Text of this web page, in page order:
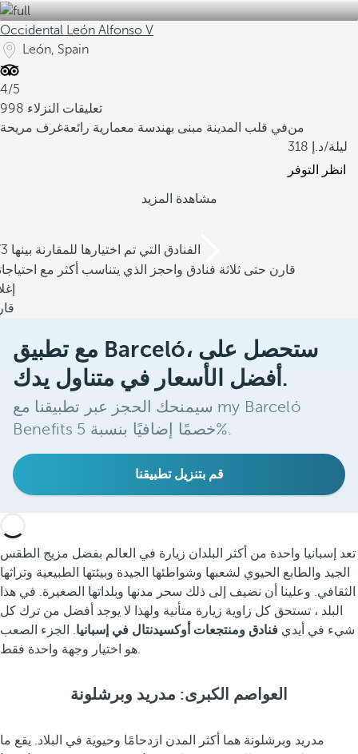
Occidental León Alfonso V
León, Spain
4/5
998 تعليقات النزلاء
في قلب المدينة مبنى بهندسة معمارية رائعةغرف مريحة
من
318
/ليلة
انظر التوفر
مشاهدة المزيد
/3 الفنادق التي تم اختيارها للمقارنة بينها
قارن حتى ثلاثة فنادق واحجز الذي يتناسب أكثر مع
مع تطبيق Barceló، ستحصل على
أفضل الأسعار في متناول يدك.
سيمنحك الحجز عبر تطبيقنا مع my Barceló
Benefits خصمًا إضافيًا بنسبة 5%.
قم بتنزيل تطبيقنا
تعد إسبانيا واحدة من أكثر البلدان زيارة في العالم بفضل مزيج الطقس
الجيد والطابع الحيوي لشعبها وشواطئها الجيدة وبيئتها الطبيعية وتراثها
الثقافي. وعلينا أن نضيف إلى ذلك سحر مدنها وبلداتها الصغيرة. في هذا
البلد ، تستحق كل زاوية زيارة متأنية ولهذا لا يوجد أفضل من ترك كل
شيء في أيدي فنادق ومنتجعات أوكسيدنتال في إسبانيا. الجزء الصعب
هو اختيار وجهة واحدة فقط.
العواصم الكبرى: مدريد وبرشلونة
مدريد وبرشلونة هما أكثر المدن ازدحامًا وحيوية في البلاد. يقع ما